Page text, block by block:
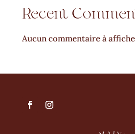
Recent
Aucun commentaire à